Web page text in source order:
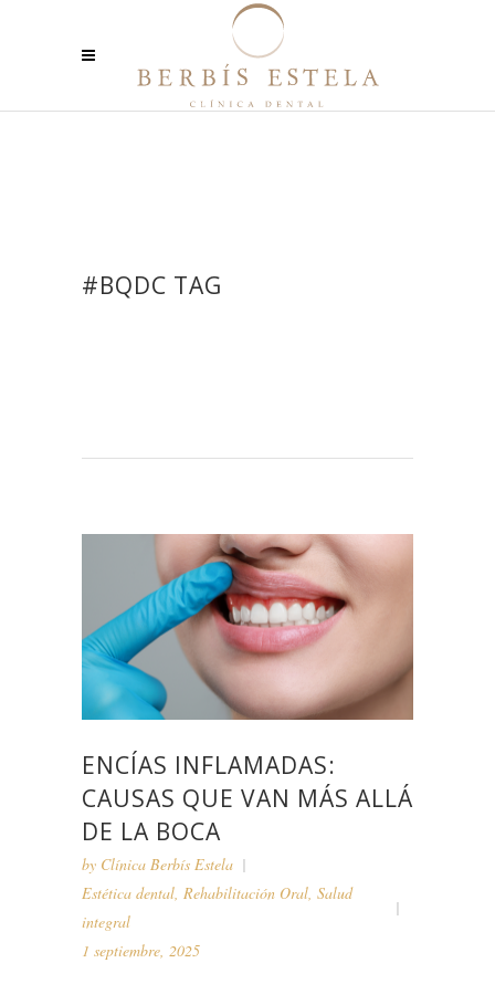
#BQDC TAG
ENCÍAS INFLAMADAS:
CAUSAS QUE VAN MÁS ALLÁ
DE LA BOCA
by Clínica Berbís Estela
Estética dental, Rehabilitación Oral, Salud
integral
1 septiembre, 2025